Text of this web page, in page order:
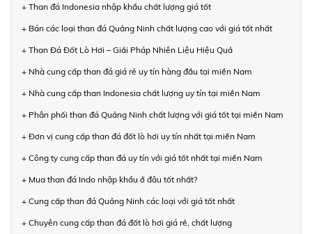
+ Than đá Indonesia nhập khẩu chất lượng giá tốt
+ Bán các loại than đá Quảng Ninh chất lượng cao với giá tốt nhất
+ Than Đá Đốt Lò Hơi – Giải Pháp Nhiên Liệu Hiệu Quả
+ Nhà cung cấp than đá giá rẻ uy tín hàng đầu tại miền Nam
+ Nhà cung cấp than Indonesia chất lượng uy tín tại miền Nam
+ Phân phối than đá Quảng Ninh chất lượng với giá tốt tại miền Nam
+ Đơn vị cung cấp than đá đốt lò hơi uy tín nhất tại miền Nam
+ Công ty cung cấp than đá uy tín với giá tốt nhất tại miền Nam
+ Mua than đá Indo nhập khẩu ở đâu tốt nhất?
+ Cung cấp than đá Quảng Ninh các loại với giá tốt nhất
+ Chuyên cung cấp than đá đốt lò hơi giá rẻ, chất lượng